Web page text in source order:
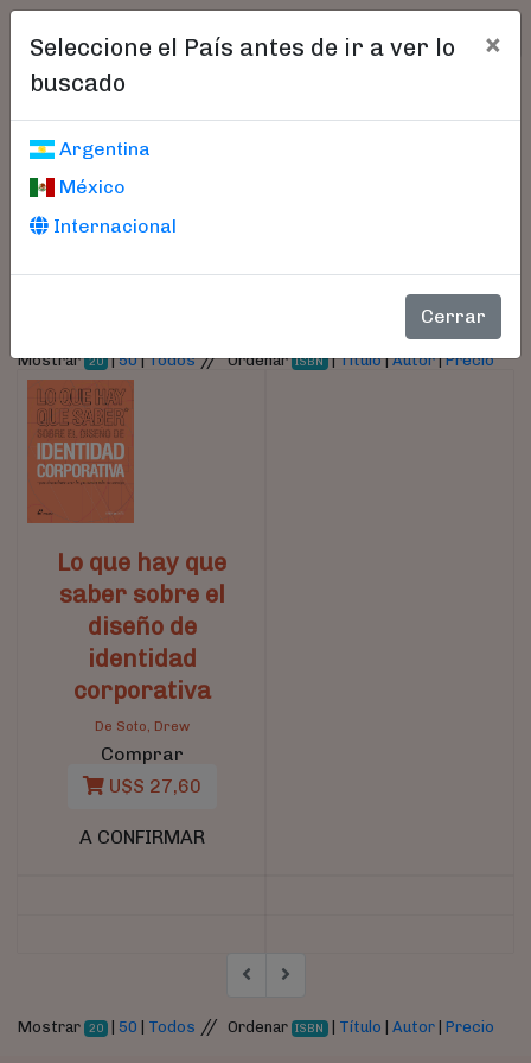
Seleccione el País antes de ir a ver lo
buscado
×
Argentina
México
Internacional
Cerrar
Libros encontrados
Parámetros
Mostrar 20 |50|Todos//Ordenar ISBN |Título|Autor|Precio
Lo que hay que
saber sobre el
diseño de
identidad
corporativa
De Soto, Drew
Comprar
U$S 27,60
A CONFIRMAR
Mostrar 20 | 50 Todos // Ordenar ISBN Título |Autor |Precio